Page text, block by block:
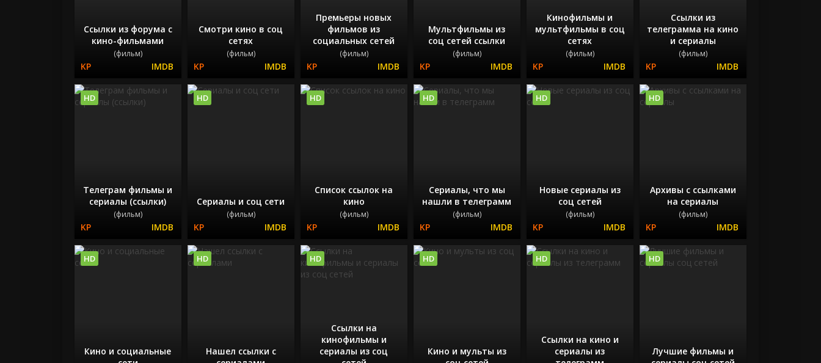
Ссылки из форума с
кино-фильмами
(фильм)
Смотри кино в соц
сетях
(фильм)
Премьеры новых
фильмов из
социальных сетей
(фильм)
Мультфильмы из
соц сетей ссылки
(фильм)
Кинофильмы и
мультфильмы в соц
сетях
(фильм)
Ссылки из
телеграмма на кино
и сериалы
(фильм)
Телеграм фильмы и
сериалы (ссылки)
(фильм)
HD
Сериалы и соц сети
(фильм)
HD
Список ссылок на
кино
(фильм)
HD
Сериалы, что мы
нашли в телеграмм
(фильм)
HD
Новые сериалы из
соц сетей
(фильм)
HD
Архивы с ссылками
на сериалы
(фильм)
HD
Кино и социальные
HD
Нашел ссылки с
HD
Ссылки на
кинофильмы и
сериалы из соц
HD
Кино и мульты из
HD
Ссылки на кино и
сериалы из
HD
Лучшие фильмы и
HD